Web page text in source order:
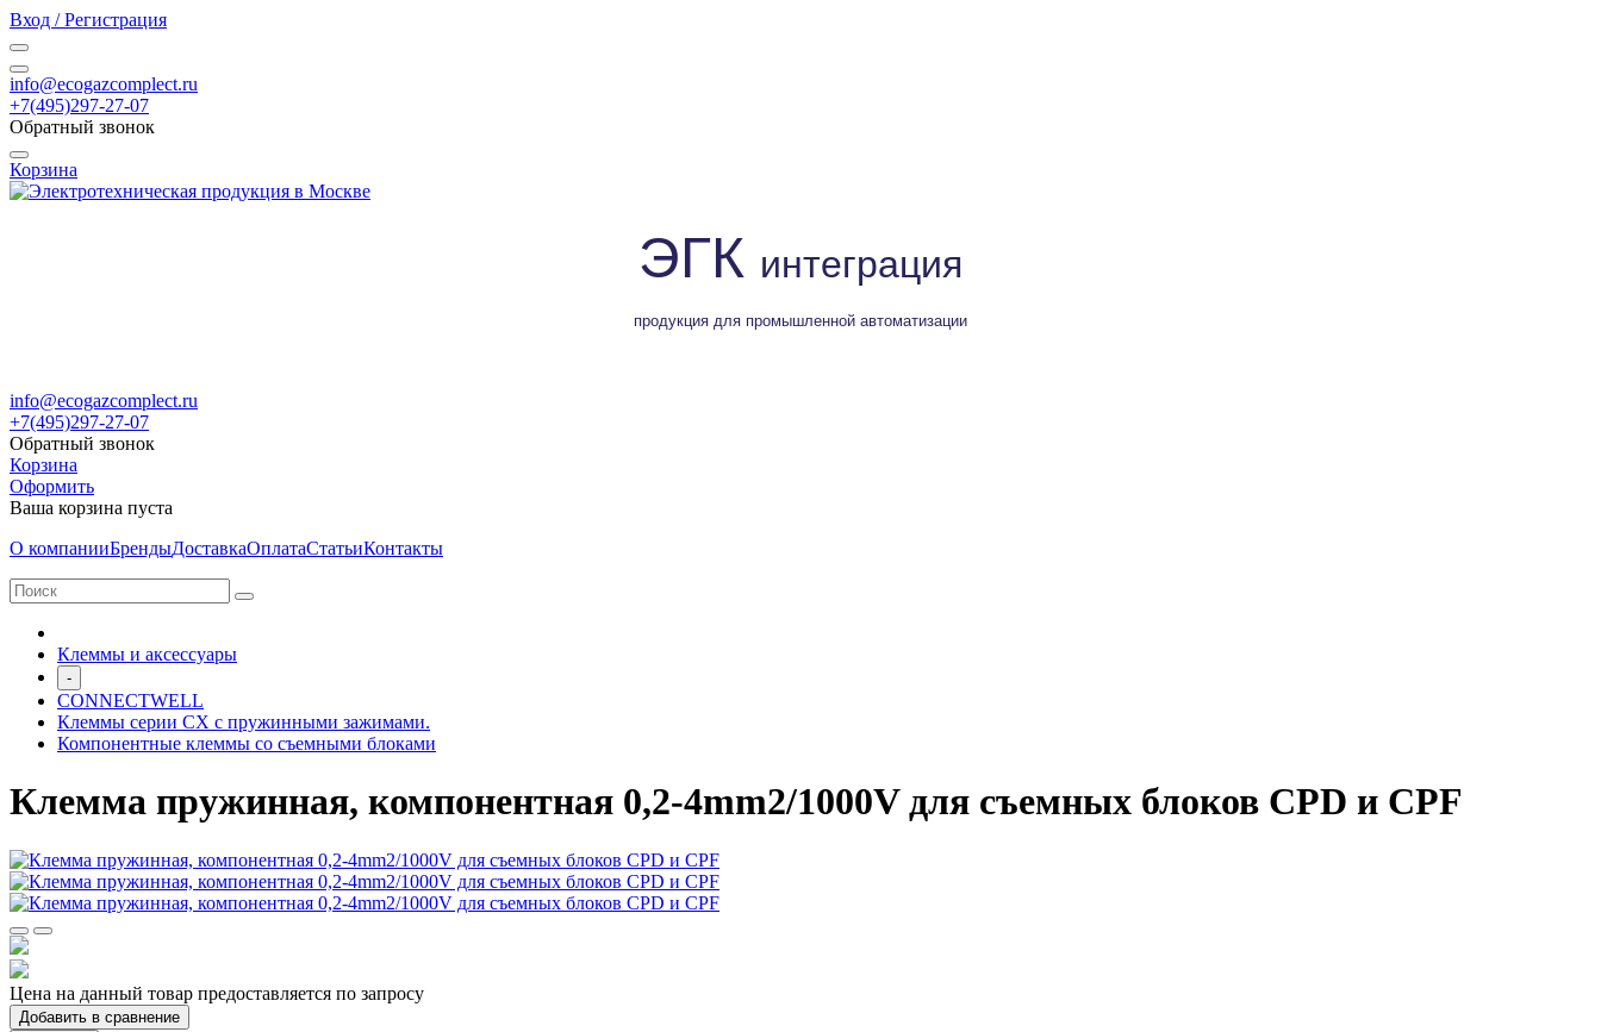
Вход / Регистрация
info@ecogazcomplect.ru
+7(495)297-27-07
Обратный звонок
Корзина
ЭГК интеграция
продукция для промышленной автоматизации
info@ecogazcomplect.ru
+7(495)297-27-07
Обратный звонок
Корзина
Оформить
Ваша корзина пуста
О компанииБрендыДоставкаОплатаСтатьиКонтакты
Клеммы и аксессуары
-
CONNECTWELL
Клеммы серии CX с пружинными зажимами.
Компонентные клеммы со съемными блоками
Клемма пружинная, компонентная 0,2-4mm2/1000V для съемных блоков CPD и CPF
Цена на данный товар предоставляется по запросу
Добавить в сравнение